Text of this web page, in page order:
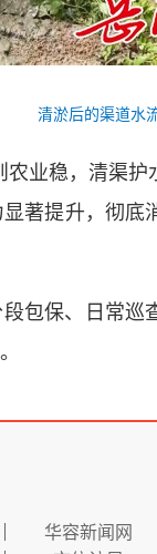
清淤后的渠道水
业稳，清渠
著提升，彻
包保、日常
华容新闻网